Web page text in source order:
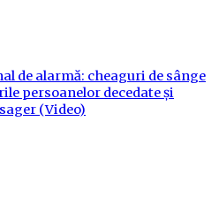
de alarmă: cheaguri de sânge
persoanelor decedate și
(Video)